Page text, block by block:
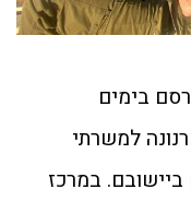
בימים
למשרתי
במרכז